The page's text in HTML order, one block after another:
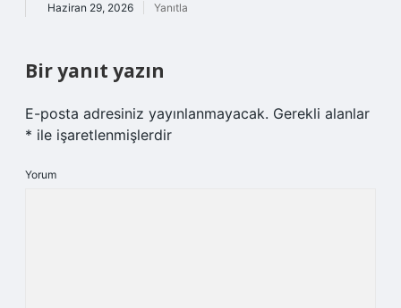
Haziran 29, 2026 Yanıtla
Bir yanıt yazın
E-posta adresiniz yayınlanmayacak. Gerekli alanlar
* ile işaretlenmişlerdir
Yorum